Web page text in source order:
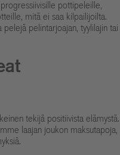
pottipeleille,
mitä ei saa kilpailijoilta.
pelintarjoajan, tyylilajin tai
tekijä positiivista elämystä.
laajan joukon maksutapoja,